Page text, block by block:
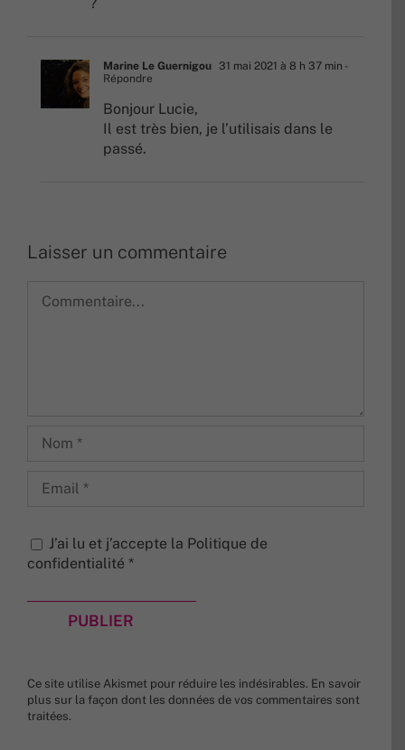
Marine Le Guernigou 31 mai 2021 à 8 h 37 min -
Répondre
Bonjour Lucie,
Il est très bien, je l’utilisais dans le
passé.
Laisser un commentaire
J’ai lu et j’accepte la Politique de
confidentialité *
Ce site utilise Akismet pour réduire les indésirables. En savoir
plus sur la façon dont les données de vos commentaires sont
traitées.